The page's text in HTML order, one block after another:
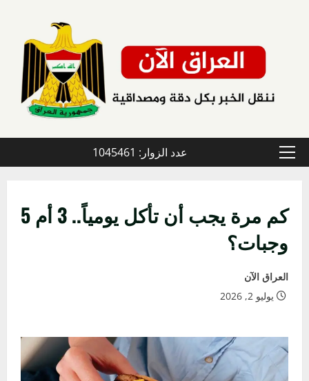
القائمة
عدد الزوار: 1045461
كم مرة يجب أن تأكل يومياً.. 3 أم 5
وجبات؟
العراق الآن
يوليو 2, 2026